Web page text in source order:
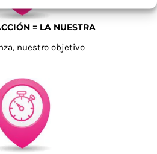
= LA NUESTRA
nuestro objetivo